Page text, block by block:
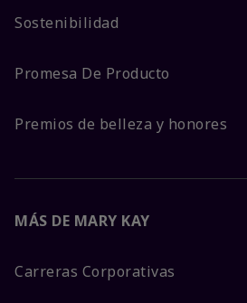
Sostenibilidad
Promesa De Producto
Premios de belleza y honores
MÁS DE MARY KAY
Carreras Corporativas